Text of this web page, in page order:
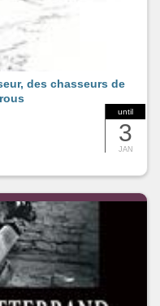
until
3
JAN
des chasseurs de